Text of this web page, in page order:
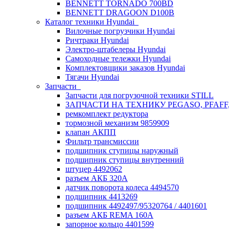
BENNETT TORNADO 700BD
BENNETT DRAGOON D100B
Каталог техники Hyundai
Вилочные погрузчики Hyundai
Ричтраки Hyundai
Электро-штабелеры Hyundai
Самоходные тележки Hyundai
Комплектовщики заказов Hyundai
Тягачи Hyundai
Запчасти
Запчасти для погрузочной техники STILL
ЗАПЧАСТИ НА ТЕХНИКУ PEGASO,
ремкомплект редуктора
тормозной механизм 9859909
клапан АКПП
Фильтр трансмиссии
подшипник ступицы наружный
подшипник ступицы внутренний
штуцер 4492062
разъем АКБ 320А
датчик поворота колеса 4494570
подшипник 4413269
подшипник 4492497/95320764 / 4401601
разъем АКБ REMA 160А
запорное кольцо 4401599